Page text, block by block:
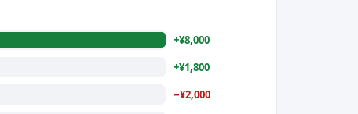
+¥8,000
+¥1,800
−¥2,000